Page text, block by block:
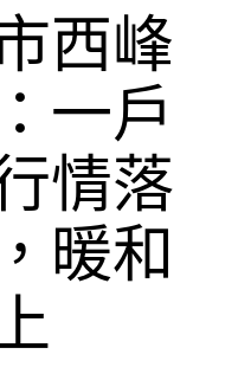
西峰
一戶
情落
暖和